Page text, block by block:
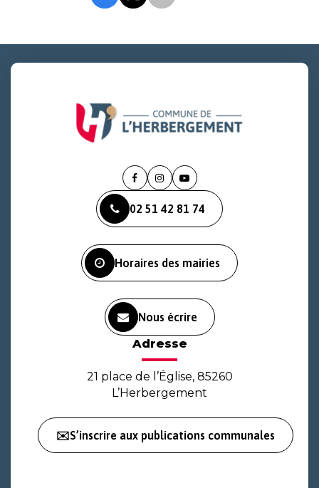
Lien
le
compte
Lien
le
compte
Lien
la
chaîne
02 51 42 81 74
Horaires des mairies
Nous écrire
Adresse
21 place de l’Église, 85260
L’Herbergement
✉️S’inscrire aux publications communales